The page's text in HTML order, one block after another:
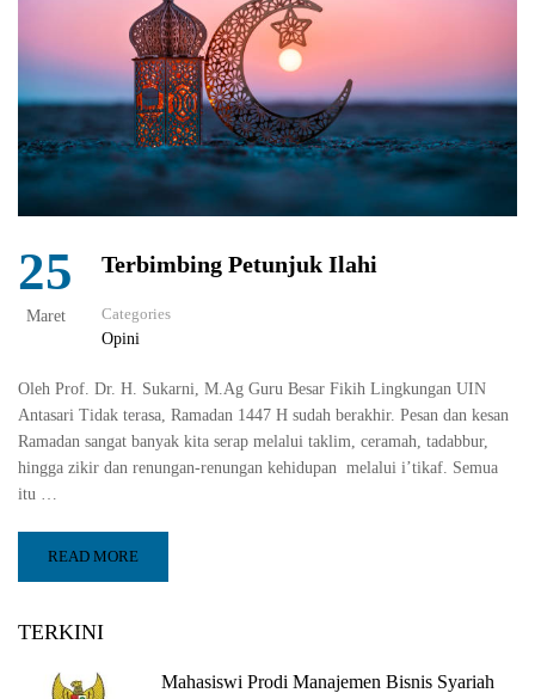
25
Maret
Terbimbing Petunjuk Ilahi
Categories
Opini
Oleh Prof. Dr. H. Sukarni, M.Ag Guru Besar Fikih Lingkungan UIN
Antasari Tidak terasa, Ramadan 1447 H sudah berakhir. Pesan dan kesan
Ramadan sangat banyak kita serap melalui taklim, ceramah, tadabbur,
hingga zikir dan renungan-renungan kehidupan melalui i’tikaf. Semua
itu …
READ MORE
TERKINI
Mahasiswi Prodi Manajemen Bisnis Syariah